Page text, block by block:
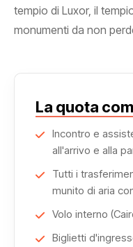
tempio di Luxor, il
monumenti da non
La quota
Incontro e
all'arrivo e alla
Tutti i
munito di aria
Volo interno
Biglietti